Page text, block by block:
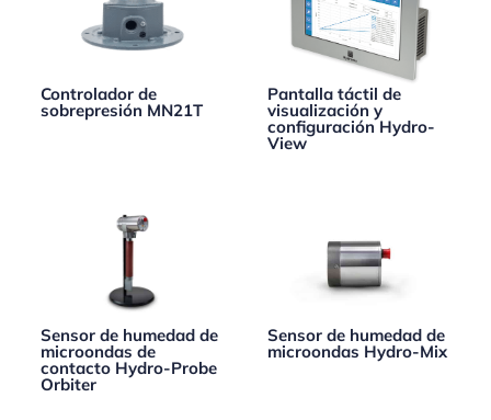
Controlador de
sobrepresión MN21T
Pantalla táctil de
visualización y
configuración Hydro-
View
Sensor de humedad de
microondas de
contacto Hydro-Probe
Orbiter
Sensor de humedad de
microondas Hydro-Mix